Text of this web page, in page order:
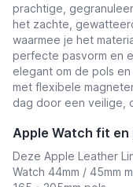
prachtige,
het zachte,
waarmee je het
perfecte pasvorm en
elegant om de pols
met flexibele
dag door een veilige,
Apple Watch fit en
Deze Apple Leather
Watch 44mm / 45mm